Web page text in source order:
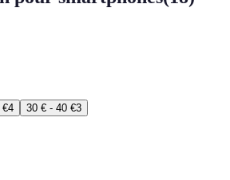
€4 30 € - 40 €3